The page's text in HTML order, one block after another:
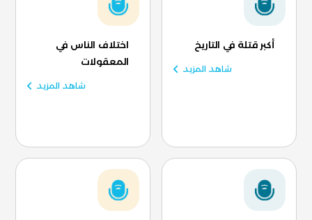
أكبر قتلة في التاريخ
شاهد المزيد
اختلاف الناس في
المعقولات
شاهد المزيد